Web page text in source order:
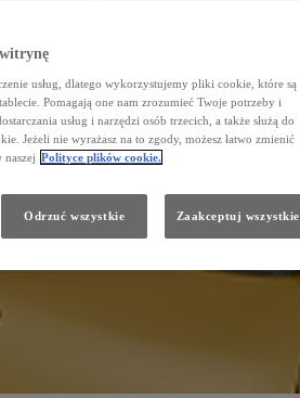
usług, dlatego wykorzystujemy pliki cookie, które są
Pomagają one nam zrozumieć Twoje potrzeby i
usług i narzędzi osób trzecich, a także służą do
Jeżeli nie wyrażasz na to zgody, możesz łatwo zmienić
naszej Polityce plików cookie.
Odrzuć wszystkie Zaakceptuj wszystkie